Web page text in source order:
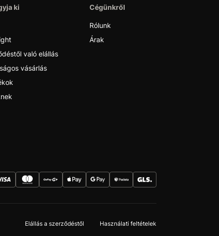
ki
való elállás
vásárlás
Cégünkről
Rólunk
Árak
Elállás a szerződéstől Használati feltételek